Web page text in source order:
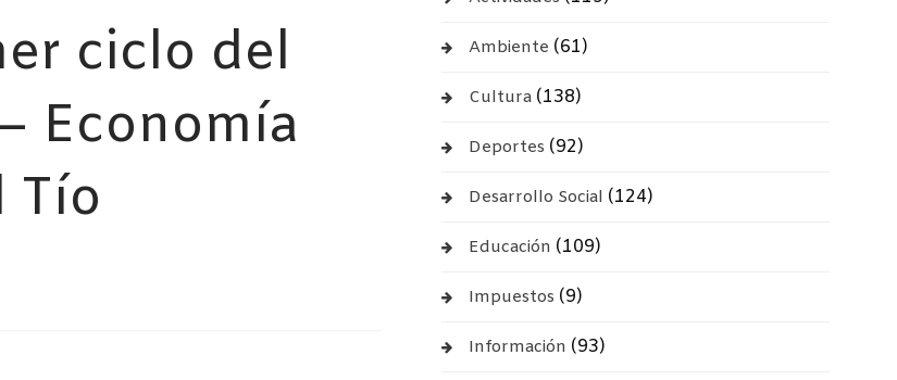
ciclo del
Economía
Tío
Ambiente (61)
Cultura (138)
Deportes (92)
Desarrollo Social (124)
Educación (109)
Impuestos (9)
Información (93)